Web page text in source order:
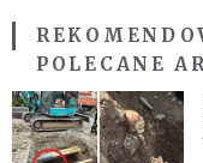
POLECANE